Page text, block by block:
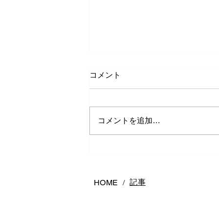
コメント
コメントを追加…
HOME / 記事